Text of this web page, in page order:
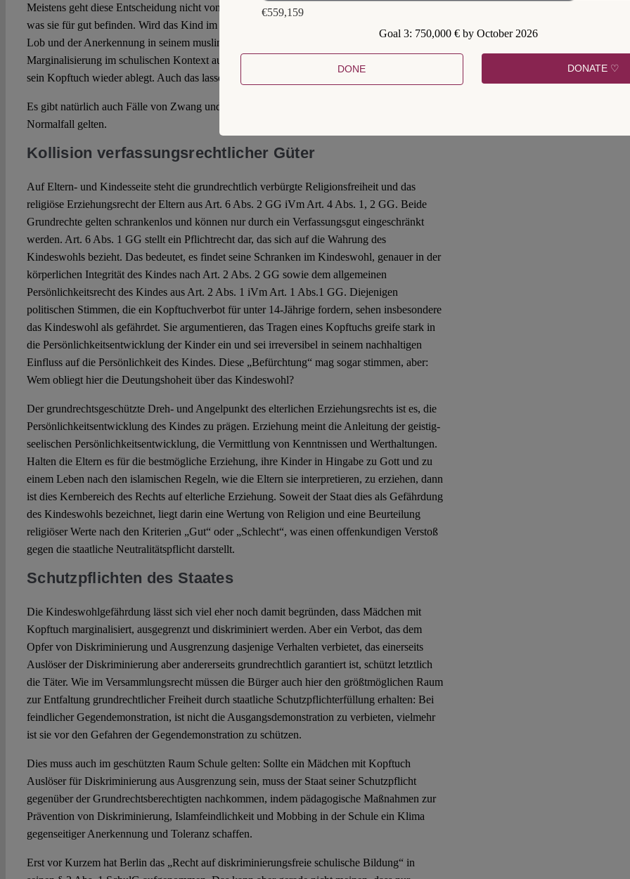
Meistens geht diese Entscheidung nicht von den Eltern aus, sondern sie lassen nur geschehen,
was sie für gut befinden. Wird das Kind im Laufe der Zeit auf die Diskrepanz zwischen dem
Lob und der Anerkennung in seinem muslimischen Umfeld und der Ausgrenzung und
Marginalisierung im schulischen Kontext aufmerksam, ist es nicht unüblich, dass das Kind
sein Kopftuch wieder ablegt. Auch das lassen die Eltern häufig geschehen.
Es gibt natürlich auch Fälle von Zwang und elterlichem Druck, sie können aber nicht als
Normalfall gelten.
Kollision verfassungsrechtlicher Güter
Auf Eltern- und Kindesseite steht die grundrechtlich verbürgte Religionsfreiheit und das
religiöse Erziehungsrecht der Eltern aus Art. 6 Abs. 2 GG iVm Art. 4 Abs. 1, 2 GG. Beide
Grundrechte gelten schrankenlos und können nur durch ein Verfassungsgut eingeschränkt
werden. Art. 6 Abs. 1 GG stellt ein Pflichtrecht dar, das sich auf die Wahrung des
Kindeswohls bezieht. Das bedeutet, es findet seine Schranken im Kindeswohl, genauer in der
körperlichen Integrität des Kindes nach Art. 2 Abs. 2 GG sowie dem allgemeinen
Persönlichkeitsrecht des Kindes aus Art. 2 Abs. 1 iVm Art. 1 Abs.1 GG. Diejenigen
politischen Stimmen, die ein Kopftuchverbot für unter 14-Jährige fordern, sehen insbesondere
das Kindeswohl als gefährdet. Sie argumentieren, das Tragen eines Kopftuchs greife stark in
die Persönlichkeitsentwicklung der Kinder ein und sei irreversibel in seinem nachhaltigen
Einfluss auf die Persönlichkeit des Kindes. Diese „Befürchtung“ mag sogar stimmen, aber:
Wem obliegt hier die Deutungshoheit über das Kindeswohl?
Der grundrechtsgeschützte Dreh- und Angelpunkt des elterlichen Erziehungsrechts ist es, die
Persönlichkeitsentwicklung des Kindes zu prägen. Erziehung meint die Anleitung der geistig-
seelischen Persönlichkeitsentwicklung, die Vermittlung von Kenntnissen und Werthaltungen.
Halten die Eltern es für die bestmögliche Erziehung, ihre Kinder in Hingabe zu Gott und zu
einem Leben nach den islamischen Regeln, wie die Eltern sie interpretieren, zu erziehen, dann
ist dies Kernbereich des Rechts auf elterliche Erziehung. Soweit der Staat dies als Gefährdung
des Kindeswohls bezeichnet, liegt darin eine Wertung von Religion und eine Beurteilung
religiöser Werte nach den Kriterien „Gut“ oder „Schlecht“, was einen offenkundigen Verstoß
gegen die staatliche Neutralitätspflicht darstellt.
Schutzpflichten des Staates
Die Kindeswohlgefährdung lässt sich viel eher noch damit begründen, dass Mädchen mit
Kopftuch marginalisiert, ausgegrenzt und diskriminiert werden. Aber ein Verbot, das dem
Opfer von Diskriminierung und Ausgrenzung dasjenige Verhalten verbietet, das einerseits
Auslöser der Diskriminierung aber andererseits grundrechtlich garantiert ist, schützt letztlich
die Täter. Wie im Versammlungsrecht müssen die Bürger auch hier den größtmöglichen Raum
zur Entfaltung grundrechtlicher Freiheit durch staatliche Schutzpflichterfüllung erhalten: Bei
feindlicher Gegendemonstration, ist nicht die Ausgangsdemonstration zu verbieten, vielmehr
ist sie vor den Gefahren der Gegendemonstration zu schützen.
Dies muss auch im geschützten Raum Schule gelten: Sollte ein Mädchen mit Kopftuch
Auslöser für Diskriminierung aus Ausgrenzung sein, muss der Staat seiner Schutzpflicht
gegenüber der Grundrechtsberechtigten nachkommen, indem pädagogische Maßnahmen zur
Prävention von Diskriminierung, Islamfeindlichkeit und Mobbing in der Schule ein Klima
gegenseitiger Anerkennung und Toleranz schaffen.
Erst vor Kurzem hat Berlin das „Recht auf diskriminierungsfreie schulische Bildung“ in
€559,159
Goal 3: 750,000 € by October 2026
DONE DONATE ♡